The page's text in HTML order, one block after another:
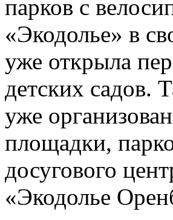
парков с
«Экодолье» в
уже открыла
детских садов.
уже
площадки,
досугового
«Экодолье